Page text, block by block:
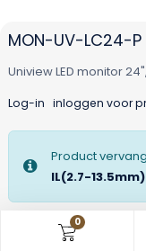
0
MON-UV-LC24-P
Uniview LED monitor
Log-in inloggen voor
Product
IL(2.7-13.5mm)